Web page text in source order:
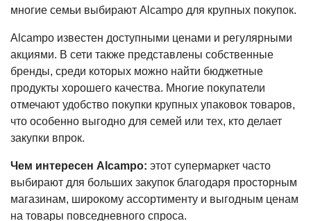
многие семьи выбирают Alcampo для крупных покупок.
Alcampo известен доступными ценами и регулярными
акциями. В сети также представлены собственные
бренды, среди которых можно найти бюджетные
продукты хорошего качества. Многие покупатели
отмечают удобство покупки крупных упаковок товаров,
что особенно выгодно для семей или тех, кто делает
закупки впрок.
Чем интересен Alcampo: этот супермаркет часто
выбирают для больших закупок благодаря просторным
магазинам, широкому ассортименту и выгодным ценам
на товары повседневного спроса.